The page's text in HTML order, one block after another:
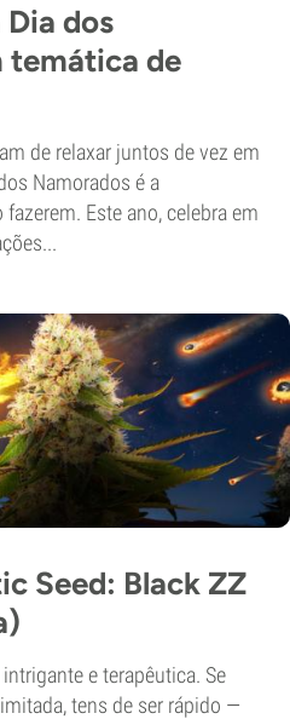
dos
temática de
de relaxar juntos de vez em
Namorados é a
Este ano, celebra em
Seed: Black ZZ
e terapêutica. Se
tens de ser rápido —